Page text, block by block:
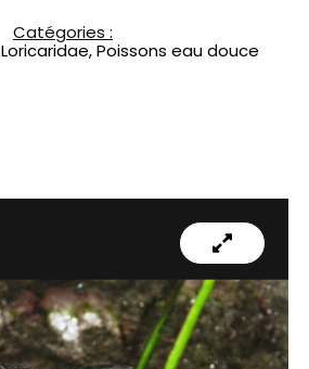
Catégories :
Loricaridae,Poissons eau douce